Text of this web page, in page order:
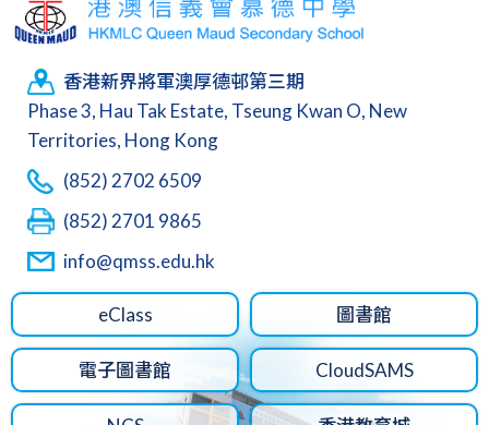
香港新界將軍澳厚德邨第三期
Phase 3, Hau Tak Estate, Tseung Kwan O, New
Territories, Hong Kong
(852) 2702 6509
(852) 2701 9865
info@qmss.edu.hk
eClass 圖書館
電子圖書館 CloudSAMS